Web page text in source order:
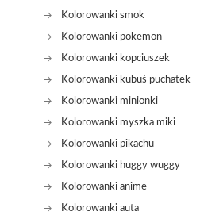
Kolorowanki smok
Kolorowanki pokemon
Kolorowanki kopciuszek
Kolorowanki kubuś puchatek
Kolorowanki minionki
Kolorowanki myszka miki
Kolorowanki pikachu
Kolorowanki huggy wuggy
Kolorowanki anime
Kolorowanki auta